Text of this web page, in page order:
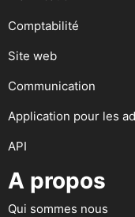
Comptabilité
Site web
Communication
Application pour les
API
A propos
Qui sommes nous